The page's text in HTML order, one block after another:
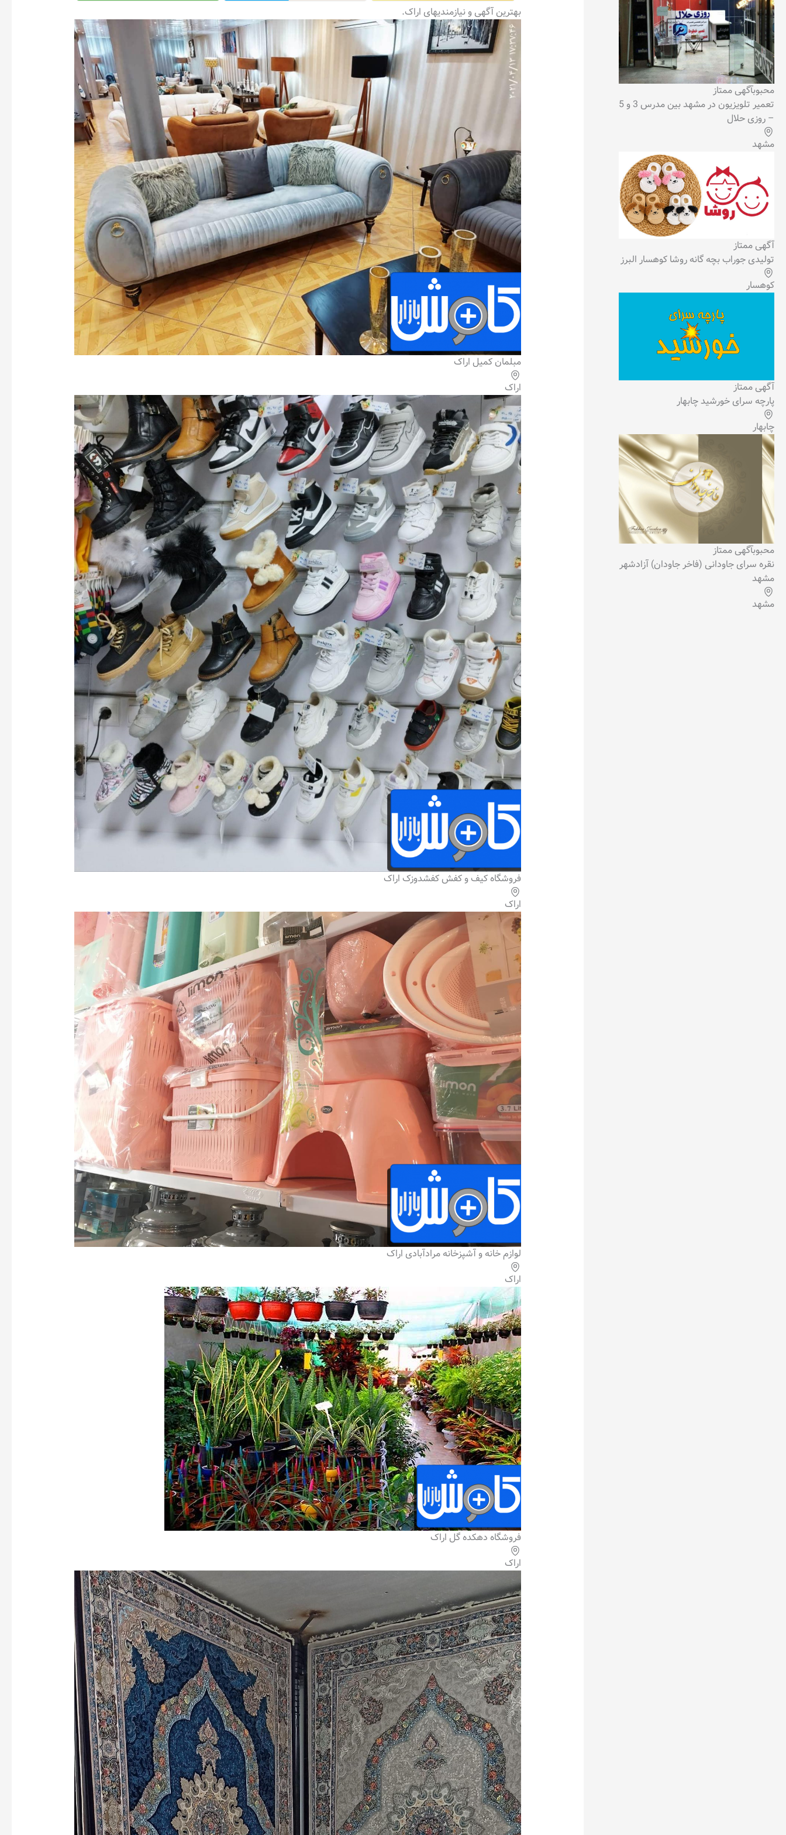
محبوبآگهی ممتاز
تعمیر تلویزیون در مشهد بین مدرس 3 و 5
– روزی حلال
مشهد
آگهی ممتاز
تولیدی جوراب بچه گانه روشا کوهسار البرز
کوهسار
آگهی ممتاز
پارچه سرای خورشید چابهار
چابهار
محبوبآگهی ممتاز
نقره سرای جاودانی (فاخر جاودان) آزادشهر
مشهد
مشهد
بهترین آگهی و نیازمندیهای اراک.
مبلمان کمیل اراک
اراک
فروشگاه کیف و کفش کفشدوزک اراک
اراک
لوازم خانه و آشپزخانه مرادآبادی اراک
اراک
فروشگاه دهکده گل اراک
اراک